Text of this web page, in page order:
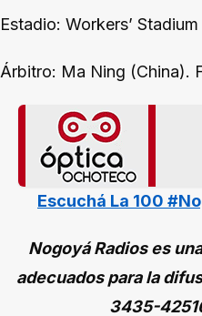
Estadio: Workers’
Árbitro: Ma Ning (China).
Escuchá La 100
Nogoyá Radios es
adecuados para la
3435-